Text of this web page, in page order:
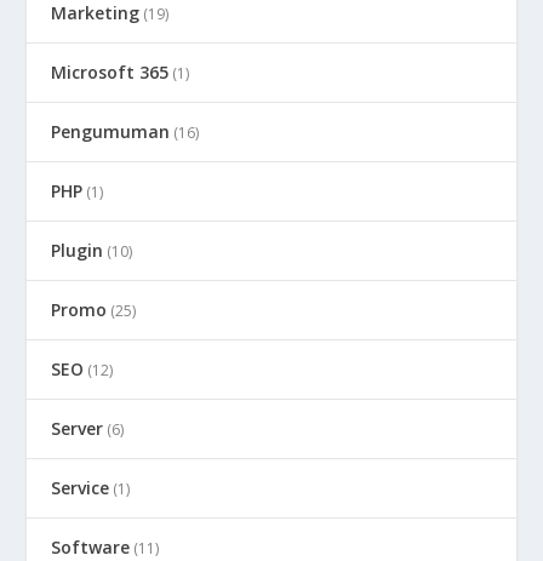
Marketing (19)
Microsoft 365 (1)
Pengumuman (16)
PHP (1)
Plugin (10)
Promo (25)
SEO (12)
Server (6)
Service (1)
Software (11)